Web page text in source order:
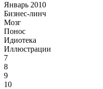
Январь 2010
Бизнес-линч
Мозг
Понос
Идиотека
Иллюстрации
7
8
9
10